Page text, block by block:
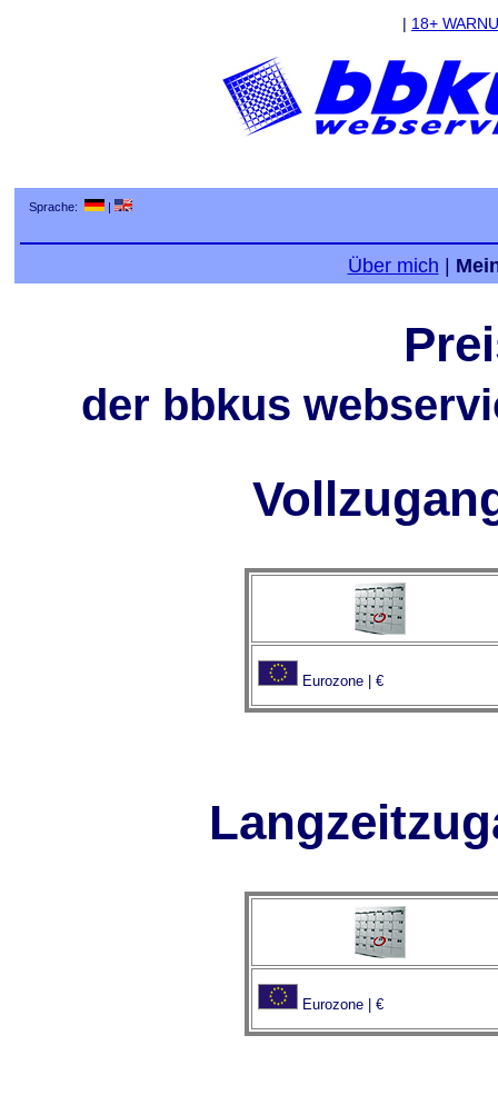
| 18+
Sprache: |
Über mich
der bbkus
Eurozone | €
Eurozone | €